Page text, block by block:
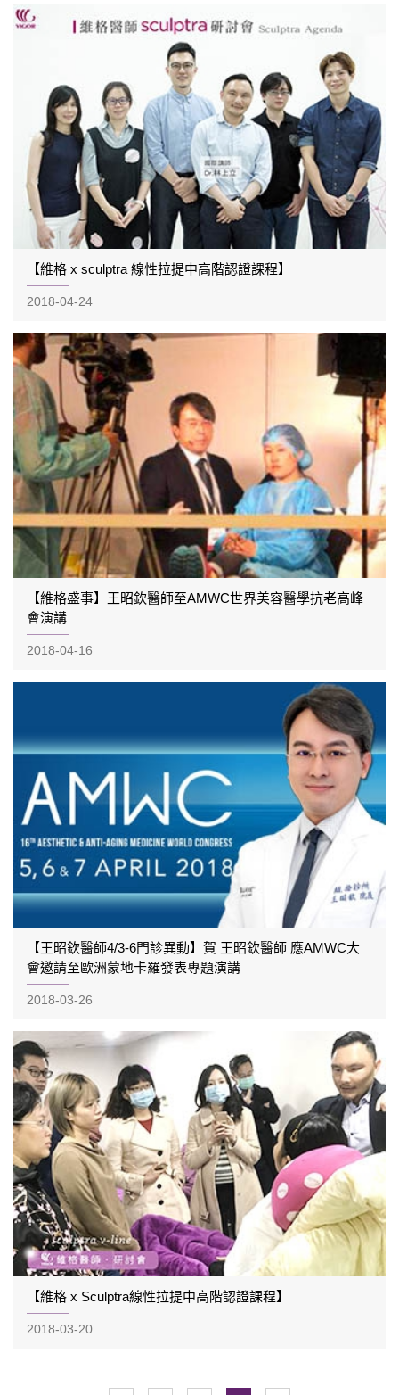
【維格 x sculptra 線性拉提中高階認證課程】
2018-04-24
【維格盛事】王昭欽醫師至AMWC世界美容醫學抗老高峰
會演講
2018-04-16
【王昭欽醫師4/3-6門診異動】賀 王昭欽醫師 應AMWC大
會邀請至歐洲蒙地卡羅發表專題演講
2018-03-26
【維格 x Sculptra線性拉提中高階認證課程】
2018-03-20